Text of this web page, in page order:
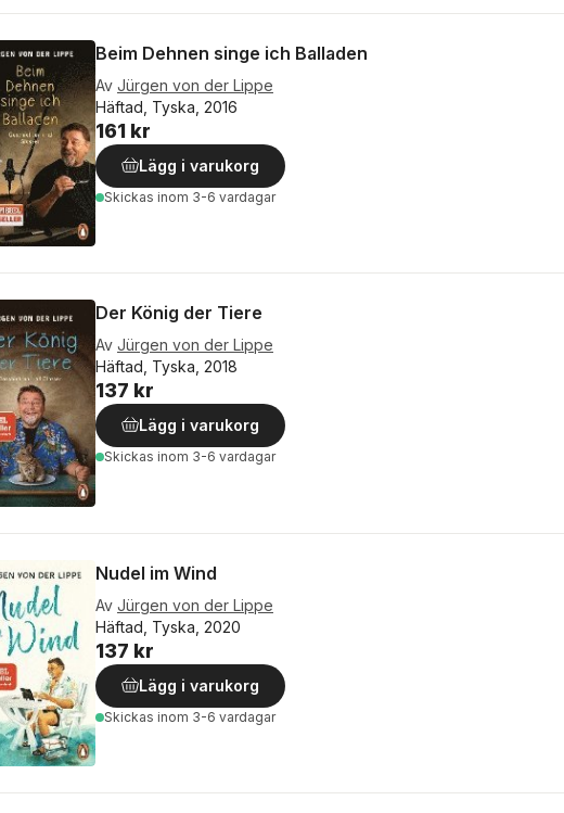
Beim Dehnen singe ich Balladen
Av Jürgen von der Lippe
Häftad, Tyska, 2016
161 kr
Lägg i varukorg
Skickas inom 3-6 vardagar
Der König der Tiere
Av Jürgen von der Lippe
Häftad, Tyska, 2018
137 kr
Lägg i varukorg
Skickas inom 3-6 vardagar
Nudel im Wind
Av Jürgen von der Lippe
Häftad, Tyska, 2020
137 kr
Lägg i varukorg
Skickas inom 3-6 vardagar